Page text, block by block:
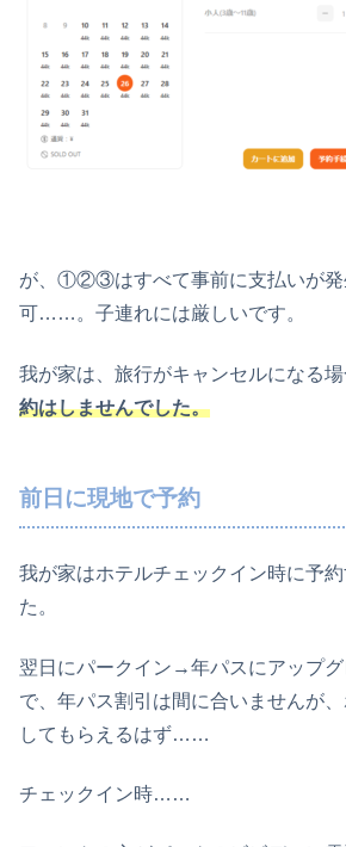
が、①②③はすべて事前に支払いが発
可……。子連れには厳しいです。
我が家は、旅行がキャンセルになる場
約はしませんでした。
前日に現地で予約
我が家はホテルチェックイン時に予
た。
翌日にパークイン→年パスにアップ
で、年パス割引は間に合いませんが
してもらえるはず……
チェックイン時……